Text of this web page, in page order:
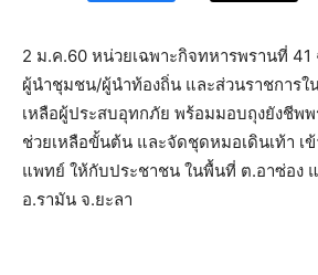
2 ม.ค.60 หน่วยเฉพาะกิจทหารพรานที่
ผู้นำชุมชน/ผู้นำท้องถิ่น และส่วนราชการใ
เหลือผู้ประสบอุทกภัย พร้อมมอบถุงยังชีพ
ช่วยเหลือขั้นต้น และจัดชุดหมอเดินเท้า เ
แพทย์ ให้กับประชาชน ในพื้นที่ ต.อาซ่อง
อ.รามัน จ.ยะลา